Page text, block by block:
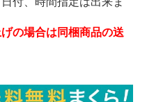
の場合は同梱商品の送